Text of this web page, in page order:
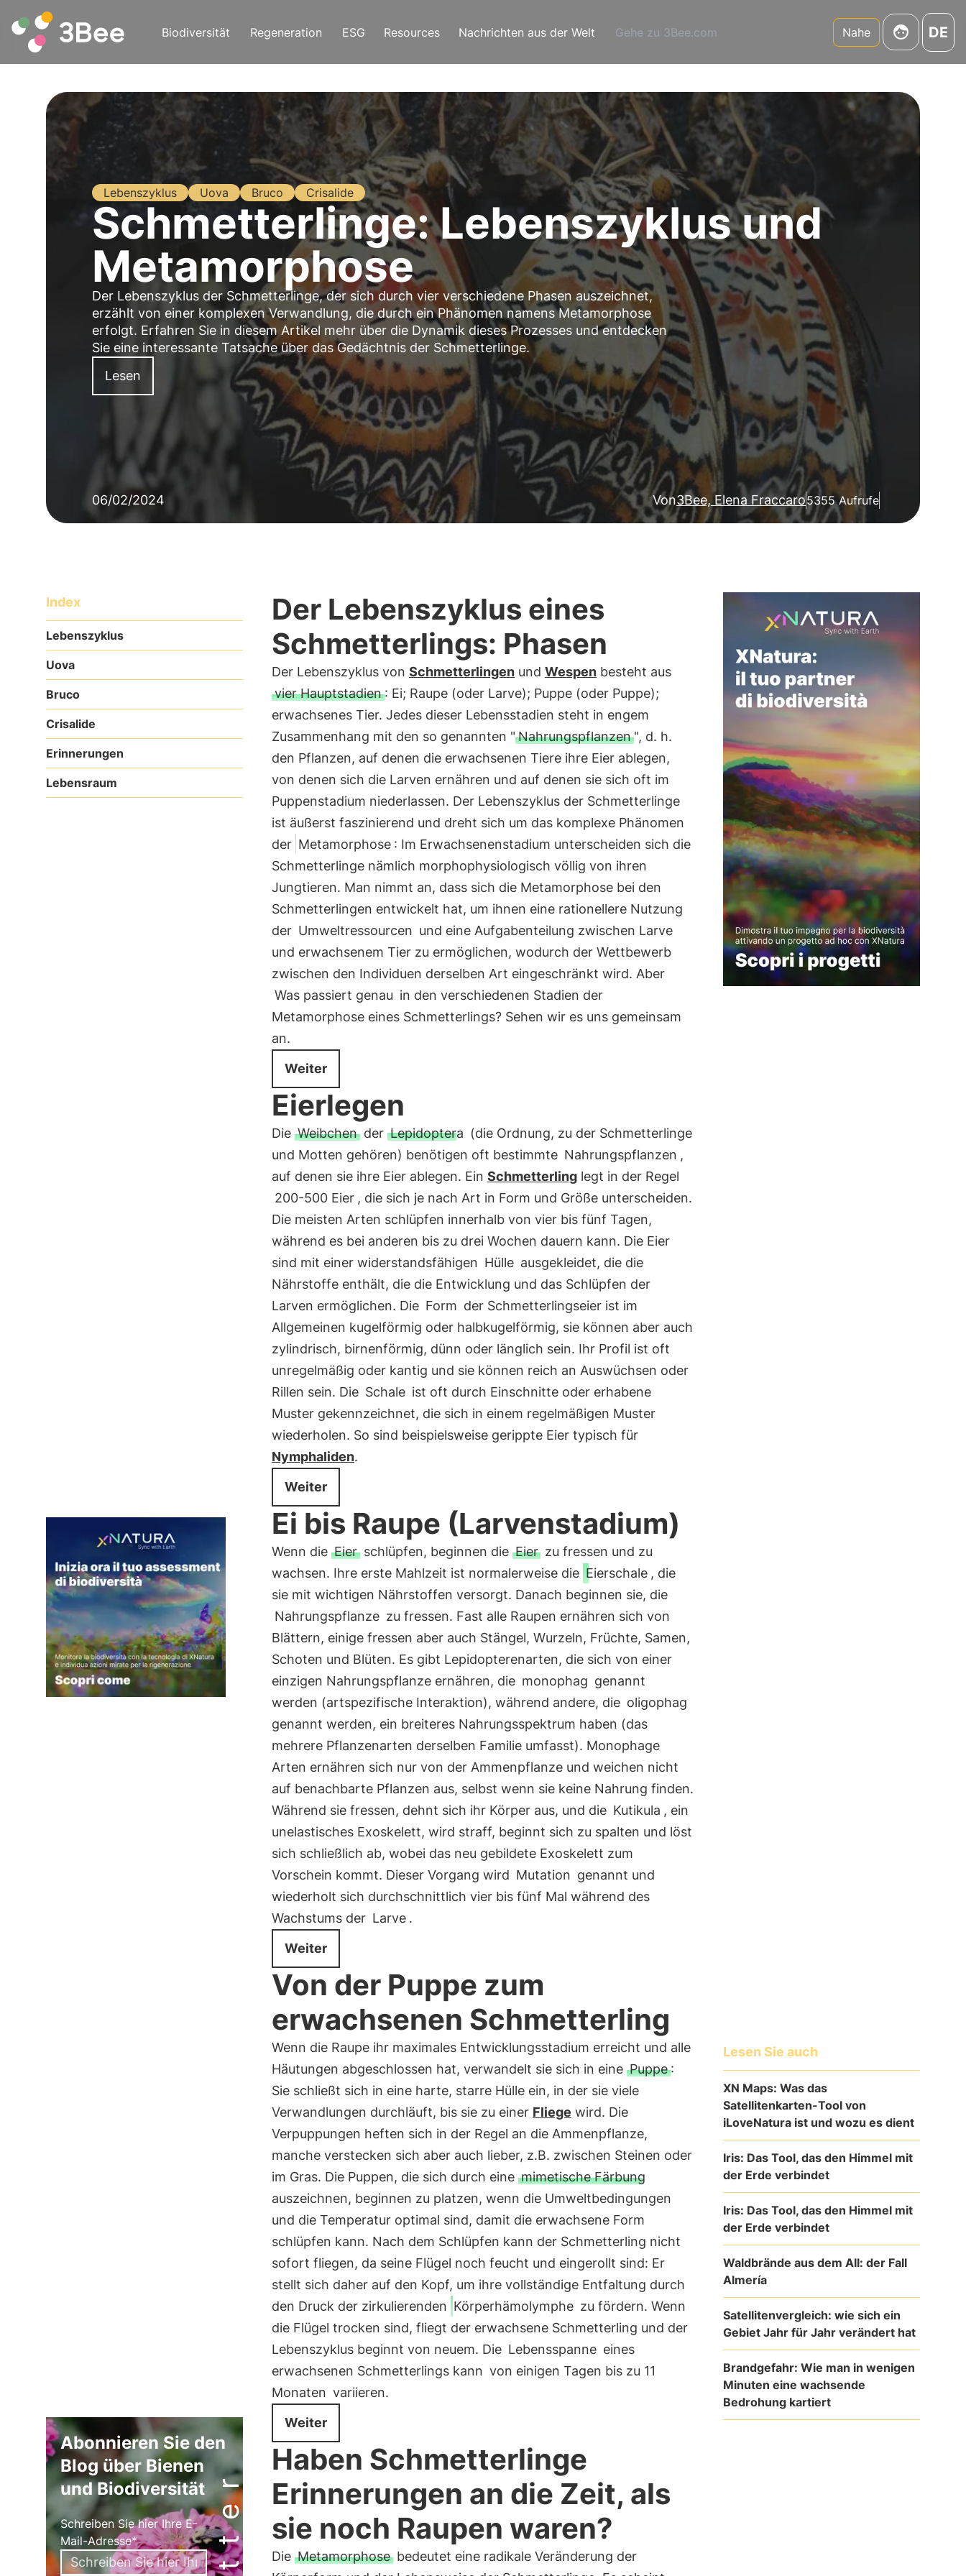
Biodiversität Regeneration ESG Resources Nachrichten aus der Welt Gehe zu 3Bee.com Nahe DE
Lebenszyklus Uova Bruco Crisalide
Schmetterlinge: Lebenszyklus und
Metamorphose
Der Lebenszyklus der Schmetterlinge, der sich durch vier verschiedene Phasen auszeichnet,
erzählt von einer komplexen Verwandlung, die durch ein Phänomen namens Metamorphose
erfolgt. Erfahren Sie in diesem Artikel mehr über die Dynamik dieses Prozesses und entdecken
Sie eine interessante Tatsache über das Gedächtnis der Schmetterlinge.
Lesen
06/02/2024 Von3Bee, Elena Fraccaro5355 Aufrufe
Index
Lebenszyklus
Uova
Bruco
Crisalide
Erinnerungen
Lebensraum
Abonnieren Sie den
Blog über Bienen
und Biodiversität
Schreiben Sie hier Ihre E-
Mail-Adresse*
Der Lebenszyklus eines
Schmetterlings: Phasen
Der Lebenszyklus von Schmetterlingenund Wespenbesteht aus
vier Hauptstadien: Ei; Raupe (oder Larve); Puppe (oder Puppe);
erwachsenes Tier. Jedes dieser Lebensstadien steht in engem
Zusammenhang mit den so genannten " Nahrungspflanzen", d. h.
den Pflanzen, auf denen die erwachsenen Tiere ihre Eier ablegen,
von denen sich die Larven ernähren und auf denen sie sich oft im
Puppenstadium niederlassen. Der Lebenszyklus der Schmetterlinge
ist äußerst faszinierend und dreht sich um das komplexe Phänomen
der Metamorphose : Im Erwachsenenstadium unterscheiden sich die
Schmetterlinge nämlich morphophysiologisch völlig von ihren
Jungtieren. Man nimmt an, dass sich die Metamorphose bei den
Schmetterlingen entwickelt hat, um ihnen eine rationellere Nutzung
der Umweltressourcen und eine Aufgabenteilung zwischen Larve
und erwachsenem Tier zu ermöglichen, wodurch der Wettbewerb
zwischen den Individuen derselben Art eingeschränkt wird. Aber
Was passiert genau in den verschiedenen Stadien der
Metamorphose eines Schmetterlings? Sehen wir es uns gemeinsam
an.
Weiter
Eierlegen
Die Weibchender Lepidoptera (die Ordnung, zu der Schmetterlinge
und Motten gehören) benötigen oft bestimmte Nahrungspflanzen ,
auf denen sie ihre Eier ablegen. Ein Schmetterlinglegt in der Regel
200-500 Eier , die sich je nach Art in Form und Größe unterscheiden.
Die meisten Arten schlüpfen innerhalb von vier bis fünf Tagen,
während es bei anderen bis zu drei Wochen dauern kann. Die Eier
sind mit einer widerstandsfähigen Hülle ausgekleidet, die die
Nährstoffe enthält, die die Entwicklung und das Schlüpfen der
Larven ermöglichen. Die Form der Schmetterlingseier ist im
Allgemeinen kugelförmig oder halbkugelförmig, sie können aber auch
zylindrisch, birnenförmig, dünn oder länglich sein. Ihr Profil ist oft
unregelmäßig oder kantig und sie können reich an Auswüchsen oder
Rillen sein. Die Schale ist oft durch Einschnitte oder erhabene
Muster gekennzeichnet, die sich in einem regelmäßigen Muster
wiederholen. So sind beispielsweise gerippte Eier typisch für
Nymphaliden.
Weiter
Ei bis Raupe (Larvenstadium)
Wenn die Eierschlüpfen, beginnen die Eier zu fressen und zu
wachsen. Ihre erste Mahlzeit ist normalerweise die Eierschale , die
sie mit wichtigen Nährstoffen versorgt. Danach beginnen sie, die
Nahrungspflanze zu fressen. Fast alle Raupen ernähren sich von
Blättern, einige fressen aber auch Stängel, Wurzeln, Früchte, Samen,
Schoten und Blüten. Es gibt Lepidopterenarten, die sich von einer
einzigen Nahrungspflanze ernähren, die monophag genannt
werden (artspezifische Interaktion), während andere, die oligophag
genannt werden, ein breiteres Nahrungsspektrum haben (das
mehrere Pflanzenarten derselben Familie umfasst). Monophage
Arten ernähren sich nur von der Ammenpflanze und weichen nicht
auf benachbarte Pflanzen aus, selbst wenn sie keine Nahrung finden.
Während sie fressen, dehnt sich ihr Körper aus, und die Kutikula , ein
unelastisches Exoskelett, wird straff, beginnt sich zu spalten und löst
sich schließlich ab, wobei das neu gebildete Exoskelett zum
Vorschein kommt. Dieser Vorgang wird Mutation genannt und
wiederholt sich durchschnittlich vier bis fünf Mal während des
Wachstums der Larve .
Weiter
Von der Puppe zum
erwachsenen Schmetterling
Wenn die Raupe ihr maximales Entwicklungsstadium erreicht und alle
Häutungen abgeschlossen hat, verwandelt sie sich in eine Puppe:
Sie schließt sich in eine harte, starre Hülle ein, in der sie viele
Verwandlungen durchläuft, bis sie zu einer Fliege wird. Die
Verpuppungen heften sich in der Regel an die Ammenpflanze,
manche verstecken sich aber auch lieber, z.B. zwischen Steinen oder
im Gras. Die Puppen, die sich durch eine mimetische Färbung
auszeichnen, beginnen zu platzen, wenn die Umweltbedingungen
und die Temperatur optimal sind, damit die erwachsene Form
schlüpfen kann. Nach dem Schlüpfen kann der Schmetterling nicht
sofort fliegen, da seine Flügel noch feucht und eingerollt sind: Er
stellt sich daher auf den Kopf, um ihre vollständige Entfaltung durch
den Druck der zirkulierenden Körperhämolymphe zu fördern. Wenn
die Flügel trocken sind, fliegt der erwachsene Schmetterling und der
Lebenszyklus beginnt von neuem. Die Lebensspanne eines
erwachsenen Schmetterlings kann von einigen Tagen bis zu 11
Monaten variieren.
Weiter
Haben Schmetterlinge
Erinnerungen an die Zeit, als
sie noch Raupen waren?
Die Metamorphosebedeutet eine radikale Veränderung der
Lesen Sie auch
XN Maps: Was das
Satellitenkarten-Tool von
iLoveNatura ist und wozu es dient
Iris: Das Tool, das den Himmel mit
der Erde verbindet
Iris: Das Tool, das den Himmel mit
der Erde verbindet
Waldbrände aus dem All: der Fall
Almería
Satellitenvergleich: wie sich ein
Gebiet Jahr für Jahr verändert hat
Brandgefahr: Wie man in wenigen
Minuten eine wachsende
Bedrohung kartiert